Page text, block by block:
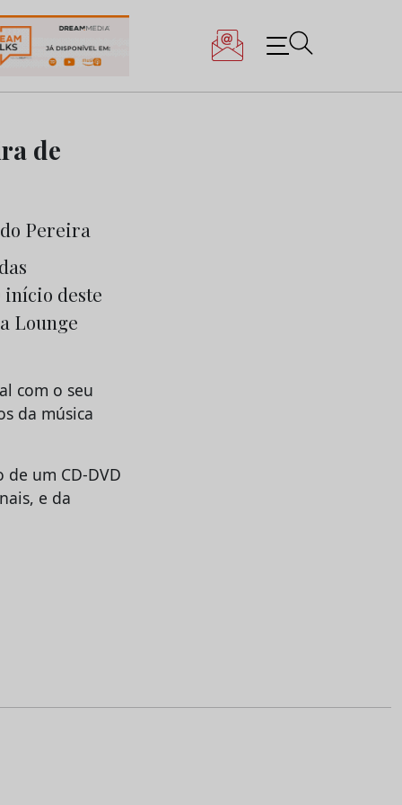
de
início deste
Lounge
com o seu
da música
um CD-DVD
e da